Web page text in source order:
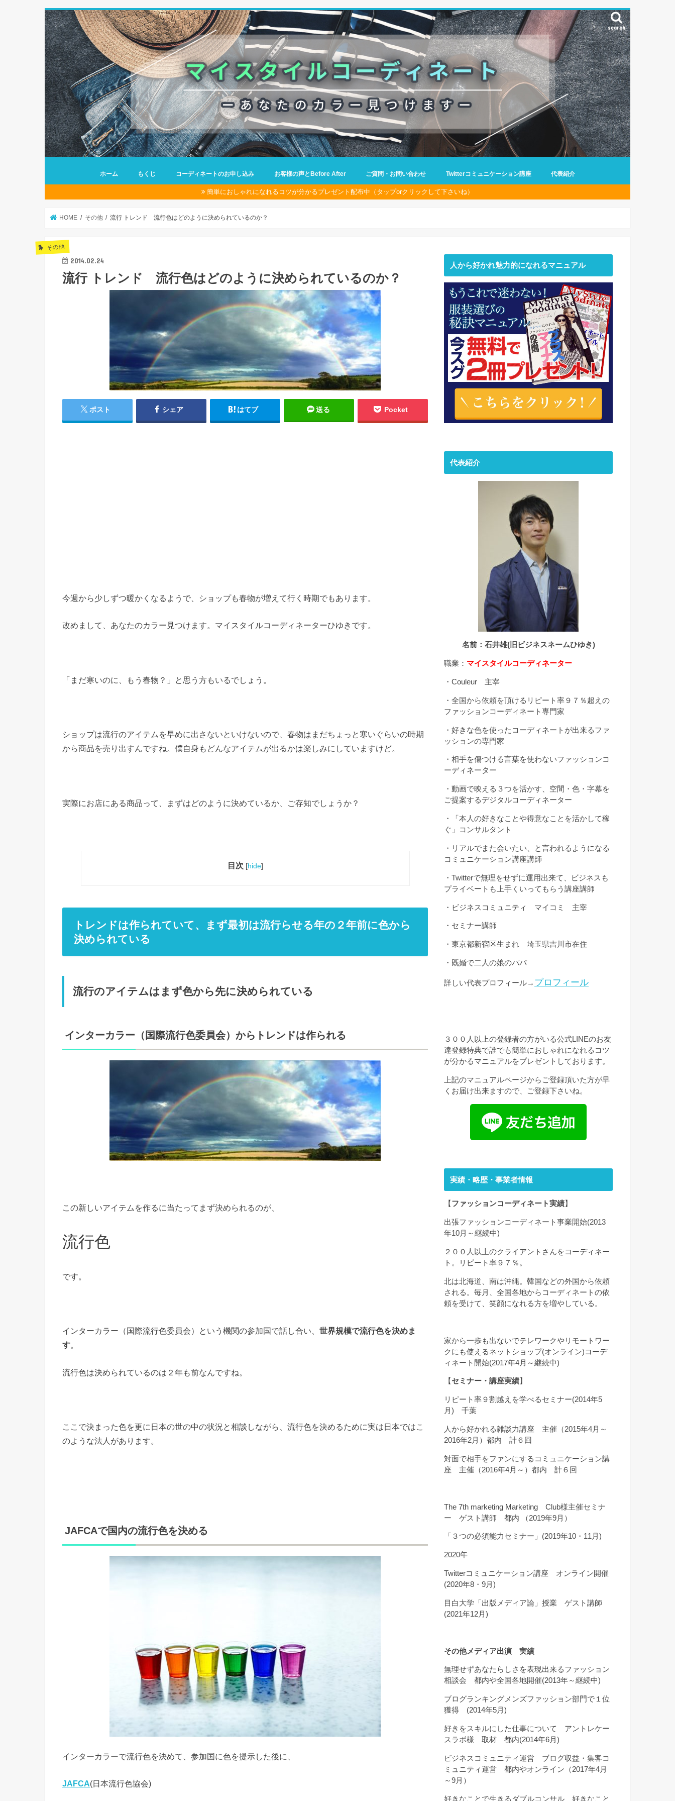
search
ホーム もくじ コーディネートのお申し込み お客様の声とBefore After ご質問・お問い合わせ Twitterコミュニケーション講座 代表紹介
簡単におしゃれになれるコツが分かるプレゼント配布中（タップorクリックして下さいね）
HOME その他 流行 トレンド 流行色はどのように決められているのか？
その他
2014.02.24
流行 トレンド 流行色はどのように決められているのか？
ポスト シェア はてブ 送る Pocket
今週から少しずつ暖かくなるようで、ショップも春物が増えて行く時期でもあります。
改めまして、あなたのカラー見つけます。マイスタイルコーディネーターひゆきです。
「まだ寒いのに、もう春物？」と思う方もいるでしょう。
ショップは流行のアイテムを早めに出さないといけないので、春物はまだちょっと寒いぐらいの時期
から商品を売り出すんですね。僕自身もどんなアイテムが出るかは楽しみにしていますけど。
実際にお店にある商品って、まずはどのように決めているか、ご存知でしょうか？
目次 [hide]
トレンドは作られていて、まず最初は流行らせる年の２年前に色から
決められている
流行のアイテムはまず色から先に決められている
インターカラー（国際流行色委員会）からトレンドは作られる
この新しいアイテムを作るに当たってまず決められるのが、
流行色
です。
インターカラー（国際流行色委員会）という機関の参加国で話し合い、 世界規模で流行色を決めま
す。
流行色は決められているのは２年も前なんですね。
ここで決まった色を更に日本の世の中の状況と相談しながら、流行色を決めるために実は日本ではこ
のような法人があります。
JAFCAで国内の流行色を決める
インターカラーで流行色を決めて、参加国に色を提示した後に、
JAFCA(日本流行色協会)
人から好かれ魅力的になれるマニュアル
代表紹介
名前：石井雄(旧ビジネスネームひゆき)
職業： マイスタイルコーディネーター
・Couleur 主宰
・全国から依頼を頂けるリピート率９７％超えの
ファッションコーディネート専門家
・好きな色を使ったコーディネートが出来るファ
ッションの専門家
・相手を傷つける言葉を使わないファッションコ
ーディネーター
・動画で映える３つを活かす、空間・色・字幕を
ご提案するデジタルコーディネーター
・「本人の好きなことや得意なことを活かして稼
ぐ」コンサルタント
・リアルでまた会いたい、と言われるようになる
コミュニケーション講座講師
・Twitterで無理をせずに運用出来て、ビジネスも
プライベートも上手くいってもらう講座講師
・ビジネスコミュニティ マイコミ 主宰
・セミナー講師
・東京都新宿区生まれ 埼玉県吉川市在住
・既婚で二人の娘のパパ
詳しい代表プロフィール→ プロフィール
３００人以上の登録者の方がいる公式LINEのお友
達登録特典で誰でも簡単におしゃれになれるコツ
が分かるマニュアルをプレゼントしております。
上記のマニュアルページからご登録頂いた方が早
くお届け出来ますので、ご登録下さいね。
実績・略歴・事業者情報
【 ファッションコーディネート実績】
出張ファッションコーディネート事業開始(2013
年10月～継続中)
２００人以上のクライアントさんをコーディネー
ト。リピート率９７％。
北は北海道、南は沖縄。韓国などの外国から依頼
される。毎月、全国各地からコーディネートの依
頼を受けて、笑顔になれる方を増やしている。
家から一歩も出ないでテレワークやリモートワー
クにも使えるネットショップ(オンライン)コーデ
ィネート開始(2017年4月～継続中)
【 セミナー・講座実績】
リピート率９割越えを学べるセミナー(2014年5
月) 千葉
人から好かれる雑談力講座 主催（2015年4月～
2016年2月）都内 計６回
対面で相手をファンにするコミュニケーション講
座 主催（2016年4月～）都内 計６回
The 7th marketing Marketing Club様主催セミナ
ー ゲスト講師 都内 （2019年9月）
「３つの必須能力セミナー」(2019年10・11月)
2020年
Twitterコミュニケーション講座 オンライン開催
(2020年8・9月)
目白大学「出版メディア論」授業 ゲスト講師
(2021年12月)
その他メディア出演 実績
無理せずあなたらしさを表現出来るファッション
相談会 都内や全国各地開催(2013年～継続中)
ブログランキングメンズファッション部門で１位
獲得 (2014年5月)
好きをスキルにした仕事について アントレケー
スラボ様 取材 都内(2014年6月)
ビジネスコミュニティ運営 ブログ収益・集客コ
ミュニティ運営 都内やオンライン（2017年4月
～9月）
好きなことで生きるダブルコンサル 好きなこと